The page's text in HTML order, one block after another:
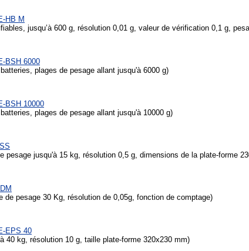
HB M
jusqu’à 600 g, résolution 0,01 g, valeur de vérification 0,1 g,
BSH 6000
plages de pesage allant jusqu'à 6000 g)
BSH 10000
plages de pesage allant jusqu'à 10000 g)
pesage jusqu'à 15 kg, résolution 0,5 g, dimensions de la plate-forme
de pesage 30 Kg, résolution de 0,05g, fonction de comptage)
EPS 40
40 kg, résolution 10 g, taille plate-forme 320x230 mm)